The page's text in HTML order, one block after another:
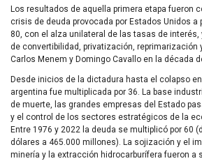
Los resultados de aquella primera etapa fueron
crisis de deuda provocada por Estados Unidos a
80, con el alza unilateral de las tasas de interés,
de convertibilidad, privatización, reprimarización
Carlos Menem y Domingo Cavallo en la década
Desde inicios de la dictadura hasta el colapso
argentina fue multiplicada por 36. La base
de muerte, las grandes empresas del Estado
y el control de los sectores estratégicos de la
Entre 1976 y 2022 la deuda se multiplicó por 60
dólares a 465.000 millones). La sojización y el
minería y la extracción hidrocarburífera fueron a